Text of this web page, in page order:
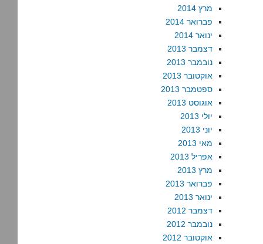
מרץ 2014
פברואר 2014
ינואר 2014
דצמבר 2013
נובמבר 2013
אוקטובר 2013
ספטמבר 2013
אוגוסט 2013
יולי 2013
יוני 2013
מאי 2013
אפריל 2013
מרץ 2013
פברואר 2013
ינואר 2013
דצמבר 2012
נובמבר 2012
אוקטובר 2012